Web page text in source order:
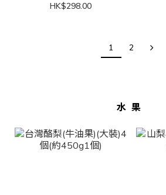
HK$298.00
1 2
水果